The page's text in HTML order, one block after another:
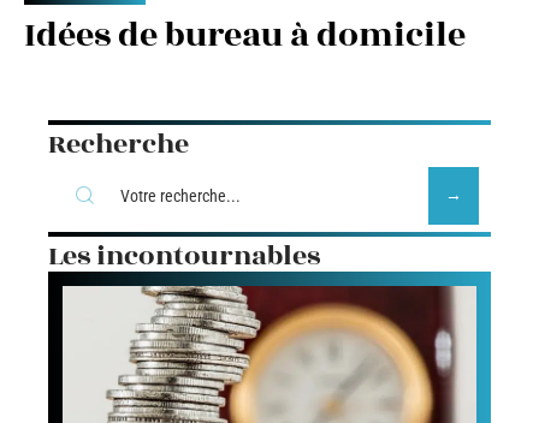
Idées de bureau à domicile
Recherche
Les incontournables